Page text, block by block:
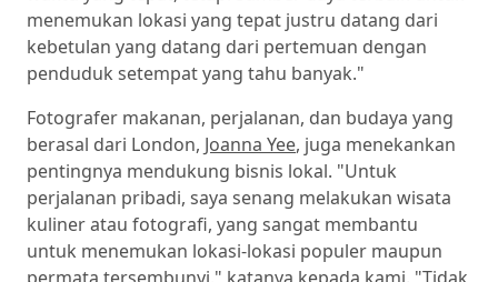
menemukan lokasi yang tepat justru datang dari
kebetulan yang datang dari pertemuan dengan
penduduk setempat yang tahu banyak."
Fotografer makanan, perjalanan, dan budaya yang
berasal dari London, Joanna Yee, juga menekankan
pentingnya mendukung bisnis lokal. "Untuk
perjalanan pribadi, saya senang melakukan wisata
kuliner atau fotografi, yang sangat membantu
untuk menemukan lokasi-lokasi populer maupun